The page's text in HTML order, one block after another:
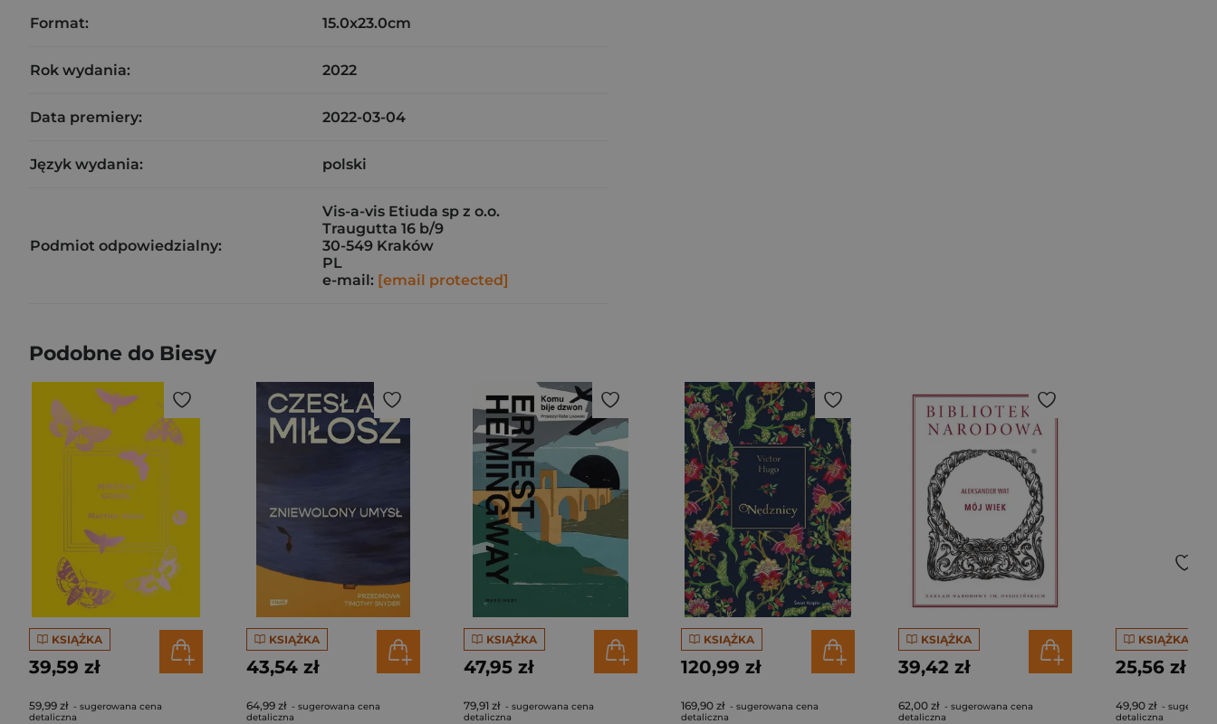
Format: 15.0x23.0cm
Rok wydania: 2022
Data premiery: 2022-03-04
Język wydania: polski
Podmiot odpowiedzialny:
Vis-a-vis Etiuda sp z o.o.
Traugutta 16 b/9
30-549 Kraków
PL
e-mail: [email protected]
Podobne do Biesy
KSIĄŻKA
39,59 zł
59,99 zł - sugerowana cena
detaliczna
KSIĄŻKA
43,54 zł
64,99 zł - sugerowana cena
detaliczna
KSIĄŻKA
47,95 zł
79,91 zł - sugerowana cena
detaliczna
KSIĄŻKA
120,99 zł
169,90 zł - sugerowana cena
detaliczna
KSIĄŻKA
39,42 zł
62,00 zł - sugerowana cena
detaliczna
KSIĄŻKA
25,56 zł
49,90 zł -
detaliczna